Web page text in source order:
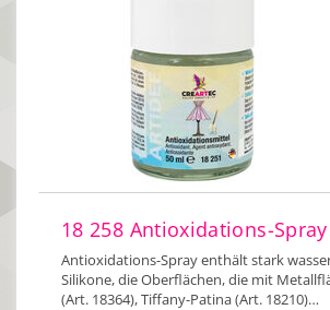
18 258 Antioxidations-Spray
Antioxidations-Spray enthält stark
Silikone, die Oberflächen, die mit
(Art. 18364), Tiffany-Patina (Art. 18210)…